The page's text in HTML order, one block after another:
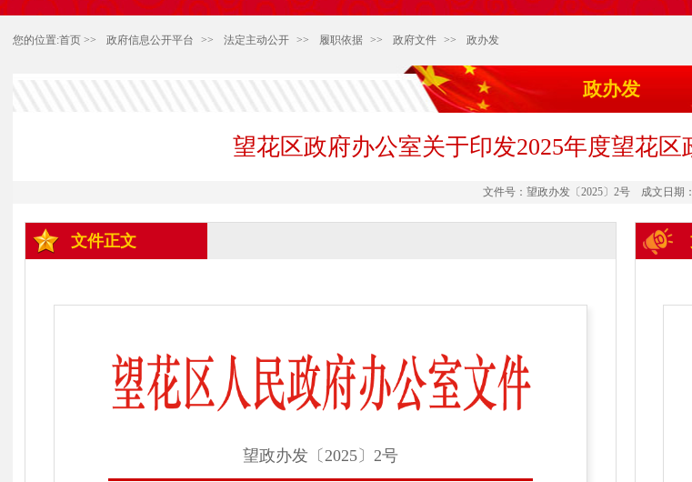
您的位置:首页>> 政府信息公开平台 >> 法定主动公开 >> 履职依据 >> 政府文件 >> 政办发
政办发
望花区政府办公室关于印发2025年度望花
文件号：望政办发〔2025〕2号 成文日期
文件正文
望政办发〔2025〕2号